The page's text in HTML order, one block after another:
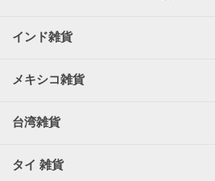
インド雑貨
メキシコ雑貨
台湾雑貨
タイ 雑貨